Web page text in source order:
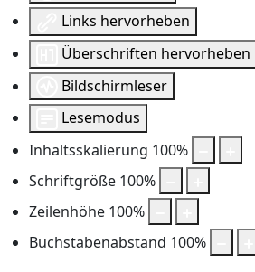
Links hervorheben
Überschriften hervorheben
Bildschirmleser
Lesemodus
Inhaltsskalierung 100%
Schriftgröße 100%
Zeilenhöhe 100%
Buchstabenabstand 100%